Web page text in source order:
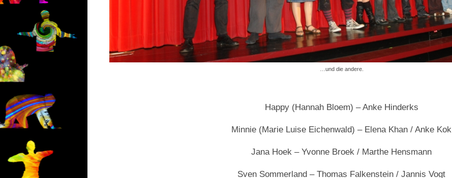
…und die andere.
Happy (Hannah Bloem) – Anke Hinderks
Minnie (Marie Luise Eichenwald) – Elena Khan / Anke Kok
Jana Hoek – Yvonne Broek / Marthe Hensmann
Sven Sommerland – Thomas Falkenstein / Jannis Vogt